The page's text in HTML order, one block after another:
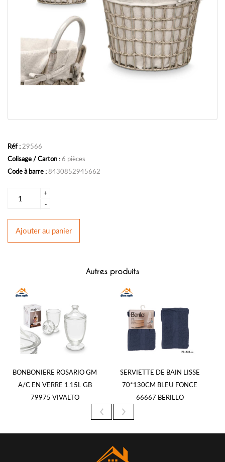
Réf : 29566
Colisage / Carton :6 pièces
Code à barre :8430852945662
+
-
Ajouterau panier
Autres produits
BONBONIERE ROSARIO GM
A/C EN VERRE 1.15L GB
79975 VIVALTO
SERVIETTE DE BAIN LISSE
70*130CM BLEU FONCE
66667 BERILLO